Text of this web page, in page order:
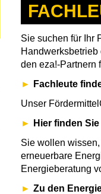
Sie suchen für Ihr
den eza!-Partnern
Fachleute
Unser
Hier finden
Sie wollen
erneuerbare
Energieberatung
Zu den